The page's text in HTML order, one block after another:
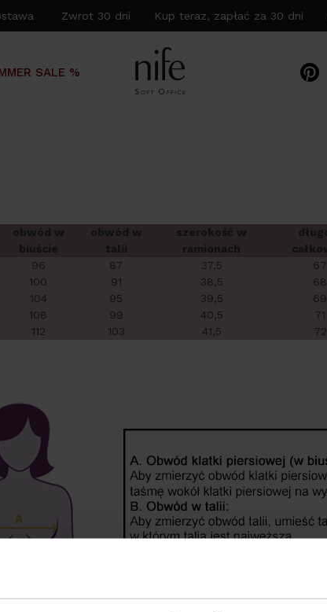
Zwrot 30 dni Kup teraz, zapłać za 30 dni
SALE %
obwód w
biuście
obwód w
talii
szerokość w
ramionach
96 87 37,5 67
100 91 38,5 68
104 95 39,5 69
108 99 40,5 71
112 103 41,5 72